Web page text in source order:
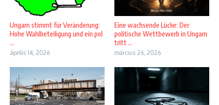
Ungarn stimmt für Veränderung:
Hohe Wahlbeteiligung und ein pol
...
április 14, 2026
Eine wachsende Lücke: Der
politische Wettbewerb in Ungarn
tritt ...
március 26, 2026